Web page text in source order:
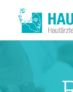
Zum
Inhalt
springen